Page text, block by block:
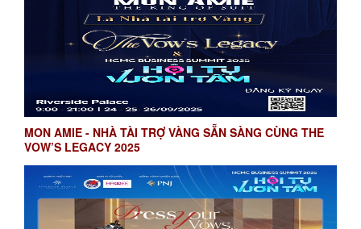
MON AMIE - NHÀ TÀI TRỢ VÀNG SẴN SÀNG CÙNG THE
VOW’S LEGACY 2025